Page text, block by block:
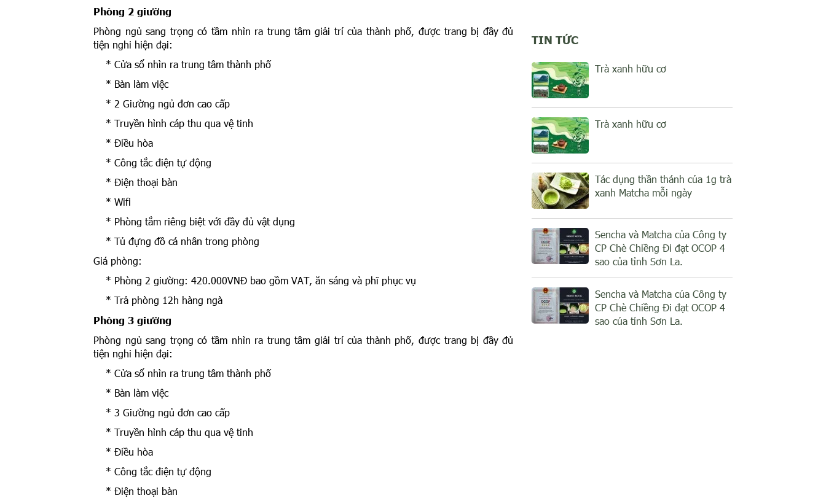
Phòng 2 giường
Phòng ngủ sang trọng có tầm nhìn ra trung tâm giải trí của thành phố, được trang bị đầy đủ
tiện nghi hiện đại:
* Cửa sổ nhìn ra trung tâm thành phố
* Bàn làm việc
* 2 Giường ngủ đơn cao cấp
* Truyền hình cáp thu qua vệ tinh
* Điều hòa
* Công tắc điện tự động
* Điện thoại bàn
* Wifi
* Phòng tắm riêng biệt với đầy đủ vật dụng
* Tủ đựng đồ cá nhân trong phòng
Giá phòng:
* Phòng 2 giường: 420.000VNĐ bao gồm VAT, ăn sáng và phĩ phục vụ
* Trả phòng 12h hàng ngà
Phòng 3 giường
Phòng ngủ sang trọng có tầm nhìn ra trung tâm giải trí của thành phố, được trang bị đầy đủ
tiện nghi hiện đại:
* Cửa sổ nhìn ra trung tâm thành phố
* Bàn làm việc
* 3 Giường ngủ đơn cao cấp
* Truyền hình cáp thu qua vệ tinh
* Điều hòa
* Công tắc điện tự động
* Điện thoại bàn
TIN TỨC
Trà xanh hữu cơ
Trà xanh hữu cơ
Tác dụng thần thánh của 1g trà
xanh Matcha mỗi ngày
Sencha và Matcha của Công ty
CP Chè Chiềng Đi đạt OCOP 4
sao của tỉnh Sơn La.
Sencha và Matcha của Công ty
CP Chè Chiềng Đi đạt OCOP 4
sao của tỉnh Sơn La.